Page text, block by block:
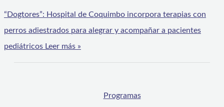
“Dogtores”: Hospital de Coquimbo incorpora terapias con
perros adiestrados para alegrar y acompañar a pacientes
pediátricos Leer más »
Programas